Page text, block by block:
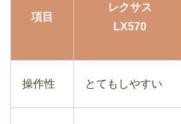
項目
レクサス
LX570
操作性 とてもしやすい